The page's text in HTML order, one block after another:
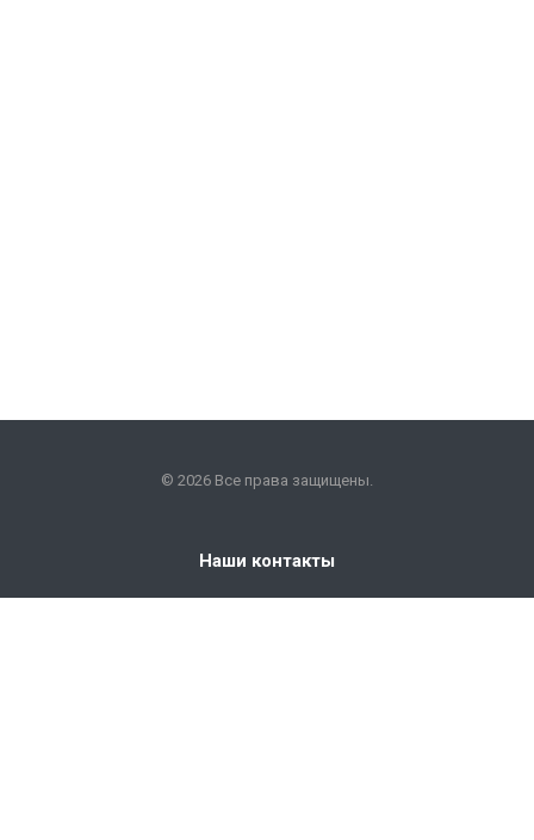
© 2026 Все права защищены.
Наши контакты